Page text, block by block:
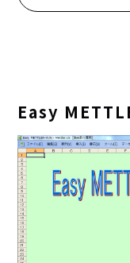
Easy